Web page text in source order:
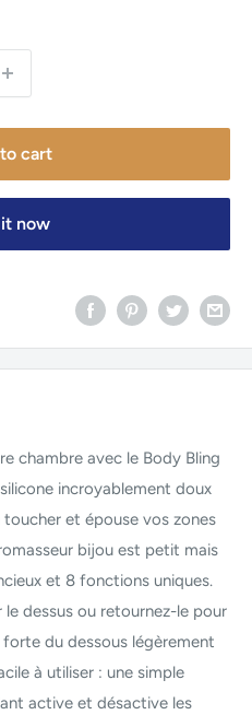
cart
now
chambre avec le Body Bling
incroyablement doux
et épouse vos zones
bijou est petit mais
et 8 fonctions uniques.
dessus ou retournez-le pour
du dessous légèrement
à utiliser : une simple
active et désactive les